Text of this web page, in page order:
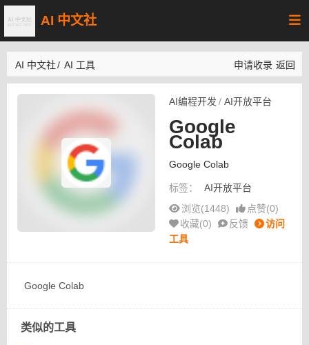
AI 中文社
AI 中文社/ AI 工具 申请收录 返回
AI编程开发 / AI开放平台
Google
Colab
Google Colab
标签：
AI开放平台
浏览(1448)
点赞(0)
收藏(0) 反馈
访问
工具
Google Colab
类似的工具